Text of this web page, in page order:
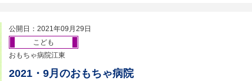
公開日：2021年09月29日
こども
おもちゃ病院江東
2021・9月のおもちゃ病院